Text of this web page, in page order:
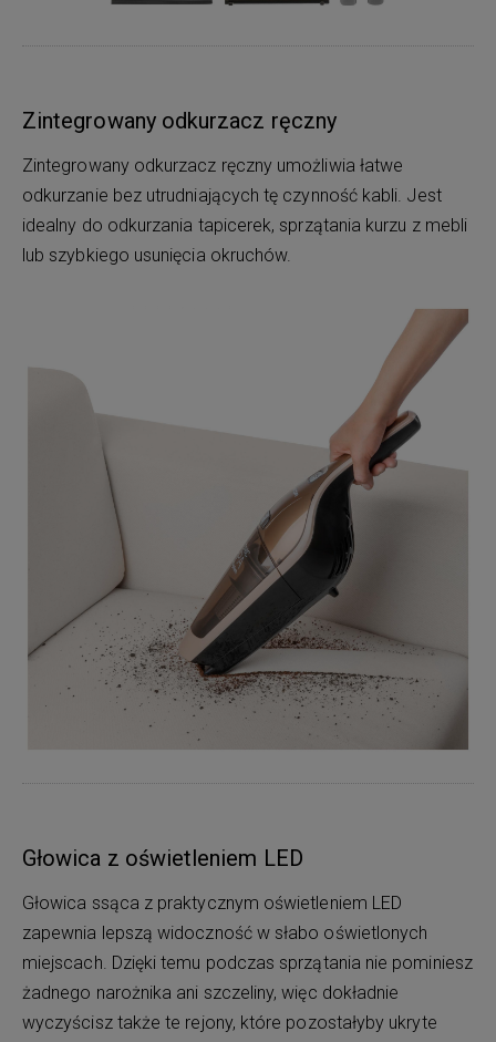
Zintegrowany odkurzacz ręczny
Zintegrowany odkurzacz ręczny umożliwia łatwe
odkurzanie bez utrudniających tę czynność kabli. Jest
idealny do odkurzania tapicerek, sprzątania kurzu z mebli
lub szybkiego usunięcia okruchów.
Głowica z oświetleniem LED
Głowica ssąca z praktycznym oświetleniem LED
zapewnia lepszą widoczność w słabo oświetlonych
miejscach. Dzięki temu podczas sprzątania nie pominiesz
żadnego narożnika ani szczeliny, więc dokładnie
wyczyścisz także te rejony, które pozostałyby ukryte